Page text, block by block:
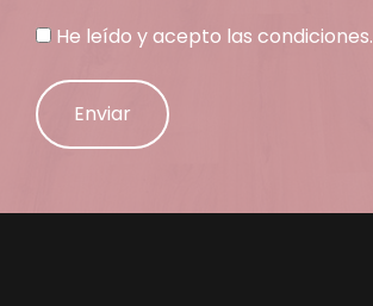
He leído y acepto las condiciones.